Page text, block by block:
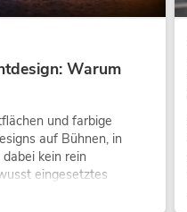
Warum
und farbige
auf Bühnen, in
kein rein
eingesetztes
gibt Szenen